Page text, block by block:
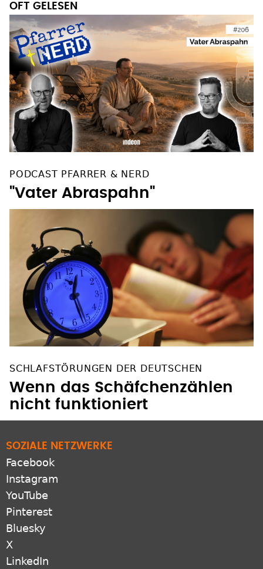
OFT GELESEN
PODCAST PFARRER & NERD
"Vater Abraspahn"
SCHLAFSTÖRUNGEN DER DEUTSCHEN
Wenn das Schäfchenzählen
nicht funktioniert
SOZIALE NETZWERKE
Facebook
Instagram
YouTube
Pinterest
Bluesky
X
LinkedIn